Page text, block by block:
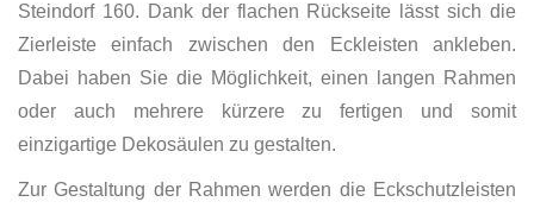
Steindorf 160. Dank der flachen Rückseite lässt sich die
Zierleiste einfach zwischen den Eckleisten ankleben.
Dabei haben Sie die Möglichkeit, einen langen Rahmen
oder auch mehrere kürzere zu fertigen und somit
einzigartige Dekosäulen zu gestalten.
Zur Gestaltung der Rahmen werden die Eckschutzleisten